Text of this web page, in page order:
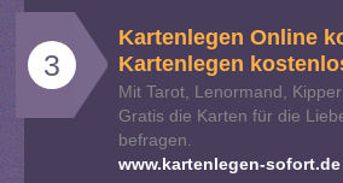
3
Kartenlegen Online
Kartenlegen
Mit Tarot, Lenormand,
Gratis die Karten für die
befragen.
www.kartenlegen-sofort.de